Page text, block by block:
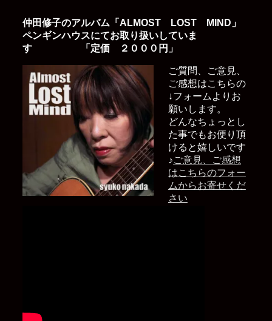
仲田修子のアルバム「ALMOST LOST MIND」
ペンギンハウスにてお取り扱いしていま
す 「定価 ２０００円」
ご質問、ご意見、
ご感想はこちらの
↓フォームよりお
願いします。
どんなちょっとし
た事でもお便り頂
けると嬉しいです
♪ご意見、ご感想
はこちらのフォー
ムからお寄せくだ
さい